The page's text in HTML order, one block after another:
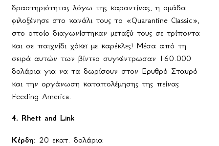
δραστηριότητας λόγω της καραντίνας, η ομάδα
φιλοξένησε στο κανάλι τους το «Quarantine Classic »,
στο οποίο διαγωνίστηκαν μεταξύ τους σε τρίποντα
και σε παιχνίδι χόκεϊ με καρέκλες! Μέσα από τη
σειρά αυτών των βίντεο συγκέντρωσαν 160.000
δολάρια για να τα δωρίσουν στον Ερυθρό Σταυρό
και την οργάνωση καταπολέμησης της πείνας
Feeding America
4. Rhett and Link
Κέρδη: 20 εκατ. δολάρια